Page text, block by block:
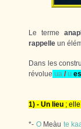
Le terme
rappelle un
Dans les
révolue ua / u
1) - Un lieu ;
*- OMeàu te